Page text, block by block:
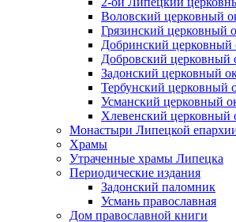
Воловский церковный
Грязинский церковный
Добринский церковный
Добровский церковный
Задонский церковный
Тербунский церковный
Усманский церковный
Хлевенский церковный
Монастыри Липецкой
Храмы
Утраченные храмы Липецка
Периодические издания
Задонский паломник
Усмань православная
Дом православной книги